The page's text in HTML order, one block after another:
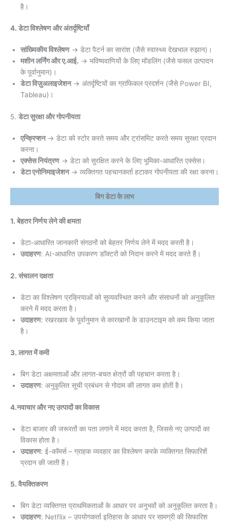
है।
4. डेटा विश्लेषण और अंतर्दृष्टियाँ
सांख्यिकीय विश्लेषण→ डेटा पैटर्न का सारांश (जैसे स्वास्थ्य देखभाल रुझान)।
मशीन लर्निंग और ए.आई. → भविष्यवाणियों के लिए मॉडलिंग (जैसे फसल उत्पादन
के पूर्वानुमान)।
डेटा विज़ुअलाइजेशन→ अंतर्दृष्टियों का ग्राफिकल प्रदर्शन (जैसे Power BI,
Tableau)।
5. डेटा सुरक्षा और गोपनीयता
एन्क्रिप्शन→ डेटा को स्टोर करते समय और ट्रांसमिट करते समय सुरक्षा प्रदान
करना।
एक्सेस नियंत्रण→ डेटा को सुरक्षित करने के लिए भूमिका-आधारित एक्सेस।
डेटा एनोनिमाइजेशन→ व्यक्तिगत पहचानकर्ता हटाकर गोपनीयता की रक्षा करना।
बिग डेटा के लाभ
1. बेहतर निर्णय लेने की क्षमता
डेटा-आधारित जानकारी संगठनों को बेहतर निर्णय लेने में मदद करती है।
उदाहरण: AI-आधारित उपकरण डॉक्टरों को निदान करने में मदद करते हैं।
2. संचालन दक्षता
डेटा का विश्लेषण प्रक्रियाओं को सुव्यवस्थित करने और संसाधनों को अनुकूलित
करने में मदद करता है।
उदाहरण: रखरखाव के पूर्वानुमान से कारखानों के डाउनटाइम को कम किया जाता
है।
3. लागत में कमी
बिग डेटा अक्षमताओं और लागत-बचत क्षेत्रों की पहचान करता है।
उदाहरण: अनुकूलित सूची प्रबंधन से गोदाम की लागत कम होती है।
4.नवाचार और नए उत्पादों का विकास
डेटा बाजार की जरूरतों का पता लगाने में मदद करता है, जिससे नए उत्पादों का
विकास होता है।
उदाहरण: ई-कॉमर्स – ग्राहक व्यवहार का विश्लेषण करके व्यक्तिगत सिफारिशें
प्रदान की जाती हैं।
5. वैयक्तिकरण
बिग डेटा व्यक्तिगत प्राथमिकताओं के आधार पर अनुभवों को अनुकूलित करता है।
उदाहरण: Netflix – उपयोगकर्ता इतिहास के आधार पर सामग्री की सिफारिश